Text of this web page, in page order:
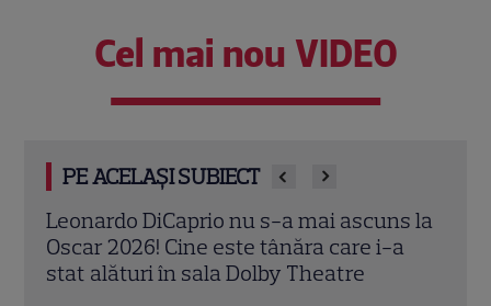
Cel mai nou VIDEO
PE ACELAȘI SUBIECT
Gwyneth Paltrow la Oscar 2026: Totul
despre rochia transparentă și bijuteriile
evaluate la milioane de dolari